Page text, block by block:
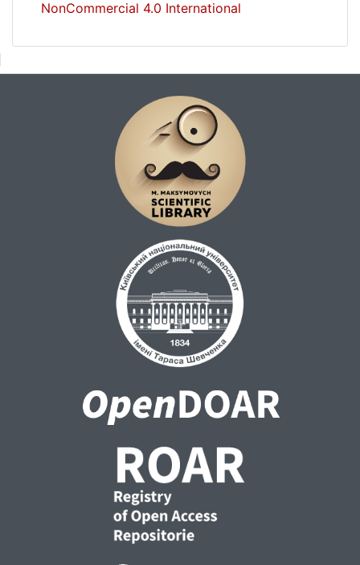
NonCommercial 4.0 International